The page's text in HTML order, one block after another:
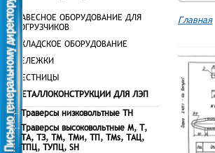
НАВЕСНОЕ ОБОРУДОВАНИЕ ДЛЯ
ПОГРУЗЧИКОВ
СКЛАДСКОЕ ОБОРУДОВАНИЕ
ТЕЛЕЖКИ
ЛЕСТНИЦЫ
МЕТАЛЛОКОНСТРУКЦИИ ДЛЯ ЛЭП
Траверсы низковольтные ТН
Траверсы высоковольтные М, Т,
ТА, ТЗ, ТМ, ТМи, ТП, ТМs, ТАЦ,
ТПЦ, ТУПЦ, SH
Главная